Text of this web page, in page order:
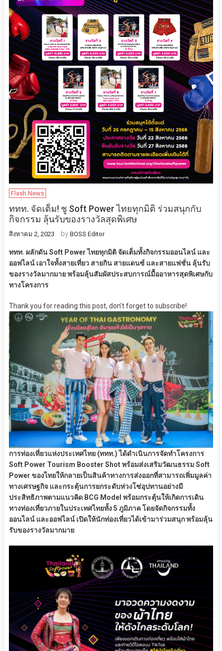
Flash News
ททท. จัดเต็ม! ชู Soft Power ไทยทุกมิติ ร่วมสนุกกับ
กิจกรรม ลุ้นรับของรางวัลสุดพิเศษ
สิงหาคม 2, 2023 by BOSS Editor
ททท. ผลักดัน Soft Power ไทยทุกมิติ จัดเต็มทั้งกิจกรรมออนไลน์ และ
ออฟไลน์ เอาใจทั้งสายเที่ยว สายกิน สายแดนซ์ และสายแฟชั่น ลุ้นรับ
ของรางวัลมากมาย พร้อมลุ้นสัมผัสประสบการณ์มื้ออาหารสุดพิเศษกับ
ทางโครงการ
Thank you for reading this post, don't forget to subscribe!
การท่องเที่ยวแห่งประเทศไทย (ททท.) ได้ดำเนินการจัดทำโครงการ
Soft Power Tourism Booster Shot พร้อมส่งเสริมวัฒนธรรม Soft
Power ของไทยให้กลายเป็นสินค้าทางการส่งออกที่สามารถเพิ่มมูลค่า
ทางเศรษฐกิจ และกระตุ้นการยกระดับห่วงโซ่อุปทานอย่างมี
ประสิทธิภาพตามแนวคิด BCG Model พร้อมกระตุ้นให้เกิดการเดิน
ทางท่องเที่ยวภายในประเทศไทยทั้ง 5 ภูมิภาค โดยจัดกิจกรรมทั้ง
ออนไลน์ และออฟไลน์ เปิดให้นักท่องเที่ยวได้เข้ามาร่วมสนุก พร้อมลุ้น
รับของรางวัลมากมาย